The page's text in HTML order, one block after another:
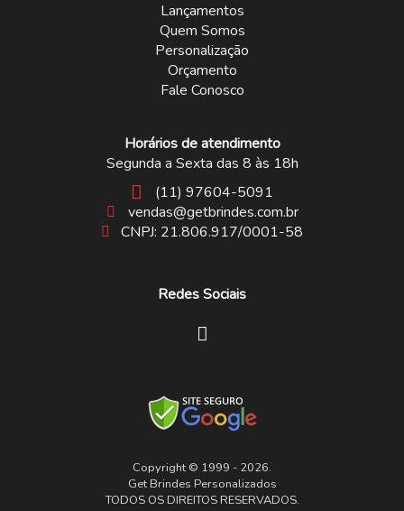
Lançamentos
Quem Somos
Personalização
Orçamento
Fale Conosco
Horários de atendimento
Segunda a Sexta das 8 às 18h
(11) 97604-5091
vendas@getbrindes.com.br
CNPJ: 21.806.917/0001-58
Redes Sociais
Copyright © 1999 - 2026.
Get Brindes Personalizados
TODOS OS DIREITOS RESERVADOS.